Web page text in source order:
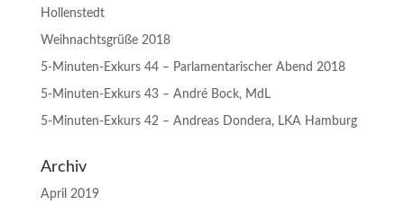
Hollenstedt
Weihnachtsgrüße 2018
5-Minuten-Exkurs 44 – Parlamentarischer Abend 2018
5-Minuten-Exkurs 43 – André Bock, MdL
5-Minuten-Exkurs 42 – Andreas Dondera, LKA Hamburg
Archiv
April 2019